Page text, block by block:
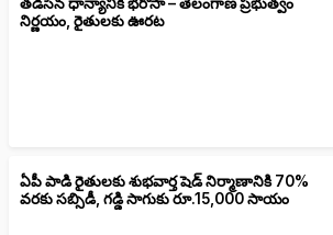
నిర్ణయం, రైతులకు ఊరట
ఏపీ పాడి రైతులకు శుభవార్త షెడ్ నిర్మాణానికి 70%
వరకు సబ్సిడీ, గడ్డి సాగుకు రూ.15,000 సాయం